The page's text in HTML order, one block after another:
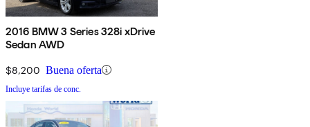
2016 BMW 3 Series 328i xDrive
Sedan AWD
$8,200 Buena oferta
Incluye tarifas de conc.